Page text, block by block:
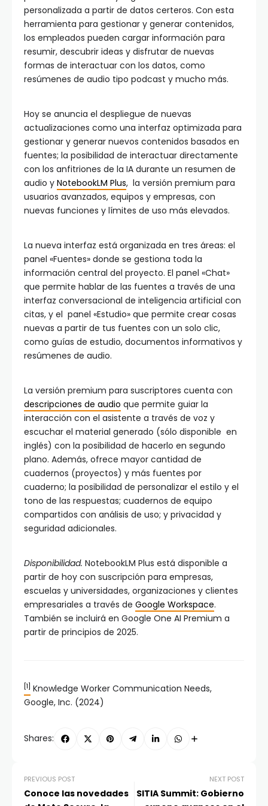
personalizada a partir de datos certeros. Con esta
herramienta para gestionar y generar contenidos,
los empleados pueden cargar información para
resumir, descubrir ideas y disfrutar de nuevas
formas de interactuar con los datos, como
resúmenes de audio tipo podcast y mucho más.
Hoy se anuncia el despliegue de nuevas
actualizaciones como una interfaz optimizada para
gestionar y generar nuevos contenidos basados en
fuentes; la posibilidad de interactuar directamente
con los anfitriones de la IA durante un resumen de
audio y NotebookLM Plus, la versión premium para
usuarios avanzados, equipos y empresas, con
nuevas funciones y límites de uso más elevados.
La nueva interfaz está organizada en tres áreas: el
panel «Fuentes» donde se gestiona toda la
información central del proyecto. El panel «Chat»
que permite hablar de las fuentes a través de una
interfaz conversacional de inteligencia artificial con
citas, y el panel «Estudio» que permite crear cosas
nuevas a partir de tus fuentes con un solo clic,
como guías de estudio, documentos informativos y
resúmenes de audio.
La versión premium para suscriptores cuenta con
descripciones de audio que permite guiar la
interacción con el asistente a través de voz y
escuchar el material generado (sólo disponible en
inglés) con la posibilidad de hacerlo en segundo
plano. Además, ofrece mayor cantidad de
cuadernos (proyectos) y más fuentes por
cuaderno; la posibilidad de personalizar el estilo y el
tono de las respuestas; cuadernos de equipo
compartidos con análisis de uso; y privacidad y
seguridad adicionales.
Disponibilidad. NotebookLM Plus está disponible a
partir de hoy con suscripción para empresas,
escuelas y universidades, organizaciones y clientes
empresariales a través de Google Workspace.
También se incluirá en Google One AI Premium a
partir de principios de 2025.
[1] Knowledge Worker Communication Needs,
Google, Inc. (2024)
Shares:
PREVIOUS POST
Conoce las novedades
NEXT POST
SITIA Summit: Gobierno